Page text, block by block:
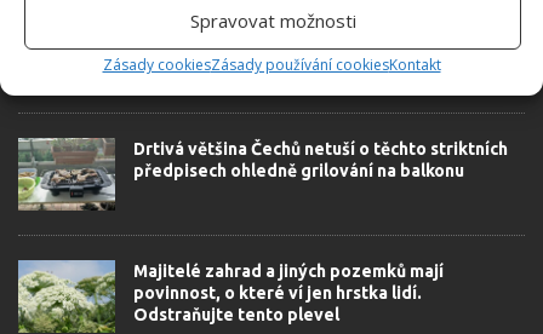
Spravovat možnosti
Zásady cookiesZásady používání cookiesKontakt
4 osvědčené tipy, jak přežít podzim bez větší
úhony
Drtivá většina Čechů netuší o těchto striktních
předpisech ohledně grilování na balkonu
Majitelé zahrad a jiných pozemků mají
povinnost, o které ví jen hrstka lidí.
Odstraňujte tento plevel